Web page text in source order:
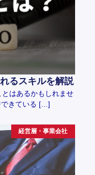
るスキルを解説
とはあるかもしれませ
できている […]
経営層・事業会社